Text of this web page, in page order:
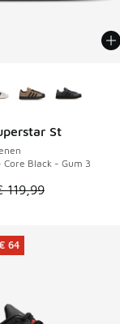
naar € 85,00
aanbieding Prijs
St
Core Black - Gum 3
is in de
119,99
44
64